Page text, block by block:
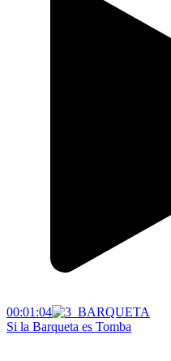
00:01:04
Si la Barqueta es Tomba